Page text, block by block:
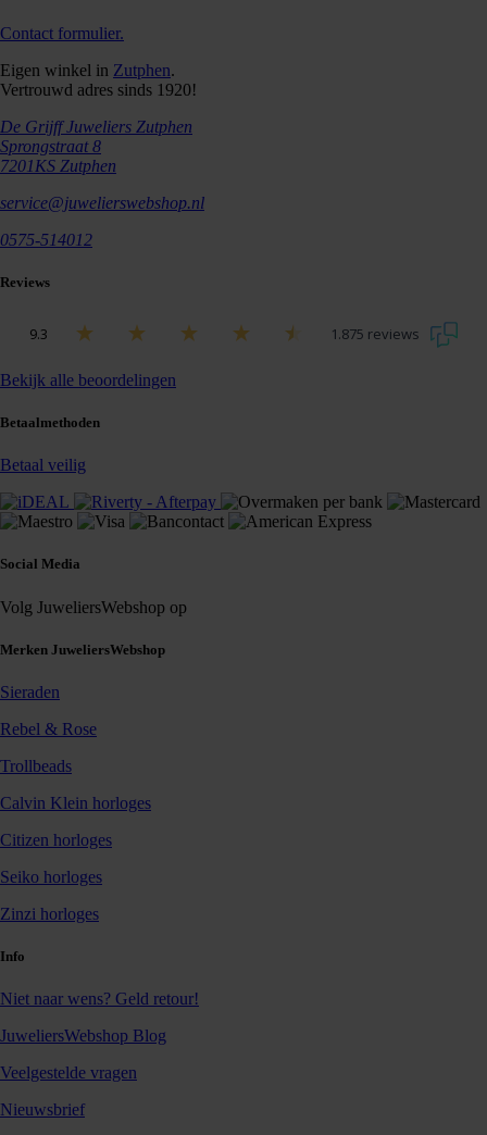
Contact formulier.
Eigen winkel in Zutphen.
Vertrouwd adres sinds 1920!
De Grijff Juweliers Zutphen
Sprongstraat 8
7201KS Zutphen
service@juwelierswebshop.nl
0575-514012
Reviews
9.3 1.875 reviews
Bekijk alle beoordelingen
Betaalmethoden
Betaal veilig
Social Media
Volg JuweliersWebshop op
Merken JuweliersWebshop
Sieraden
Rebel & Rose
Trollbeads
Calvin Klein horloges
Citizen horloges
Seiko horloges
Zinzi horloges
Info
Niet naar wens? Geld retour!
JuweliersWebshop Blog
Veelgestelde vragen
Nieuwsbrief